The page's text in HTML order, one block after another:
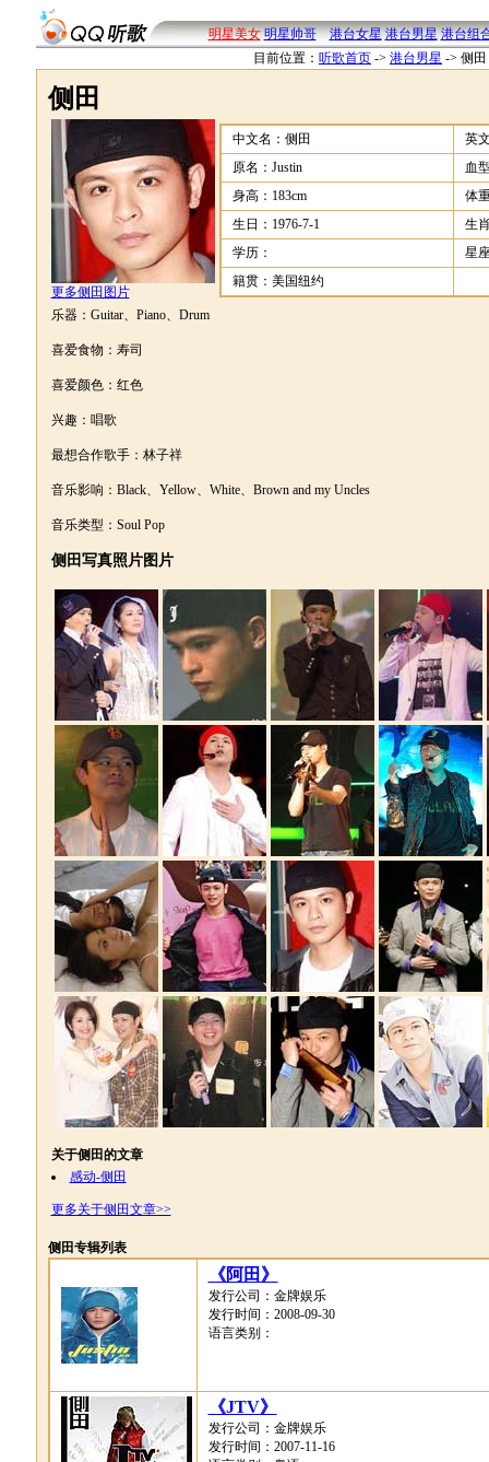
明星美女 明星帅哥 港台女星 港台男星 港台组
目前位置： 听歌首页 -> 港台男星 -> 侧
侧田
更多侧田图片
中文名：侧田
英
原名：Justin
血
身高：183cm
体
生日：1976-7-1
生
学历：
星
籍贯：美国纽约
乐器：Guitar、Piano、Drum
喜爱食物：寿司
喜爱颜色：红色
兴趣：唱歌
最想合作歌手：林子祥
音乐影响：Black、Yellow、White、Brown and my Uncles
音乐类型：Soul Pop
侧田写真照片图片
关于侧田的文章
感动-侧田
更多关于侧田文章>>
侧田专辑列表
《阿田》
发行公司：金牌娱乐
发行时间：2008-09-30
语言类别：
《JTV》
发行公司：金牌娱乐
发行时间：2007-11-16